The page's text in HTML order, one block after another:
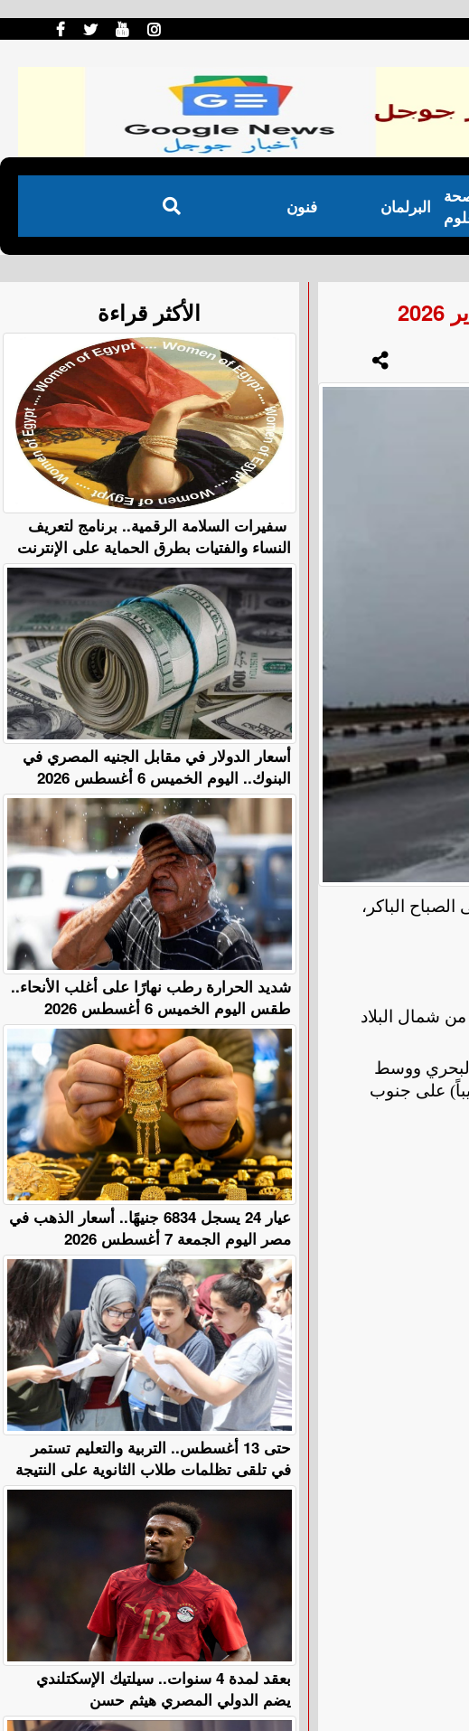
فنون البرلمان
الباكر،
الساعة 4 إلى 9 صباحاً على مناطق من شمال البلاد
ووسط
على شمال سيناء)، و​فرص أمطار خفيفة (بنسبة حدوث 30% تقريباً) على جنوب
الأكثر قراءة
سفيرات السلامة الرقمية.. برنامج لتعريف
النساء والفتيات بطرق الحماية على الإنترنت
أسعار الدولار في مقابل الجنيه المصري في
البنوك.. اليوم الخميس 6 أغسطس 2026
​شديد الحرارة رطب نهارًا على أغلب الأنحاء..
طقس اليوم الخميس 6 أغسطس 2026
عيار 24 يسجل 6834 جنيهًا.. أسعار الذهب في
مصر اليوم الجمعة 7 أغسطس 2026
حتى 13 أغسطس.. التربية والتعليم تستمر
في تلقى تظلمات طلاب الثانوية على النتيجة
بعقد لمدة 4 سنوات.. سيلتيك الإسكتلندي
يضم الدولي المصري هيثم حسن